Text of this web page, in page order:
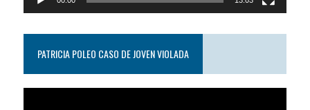
PATRICIA POLEO CASO DE JOVEN VIOLADA